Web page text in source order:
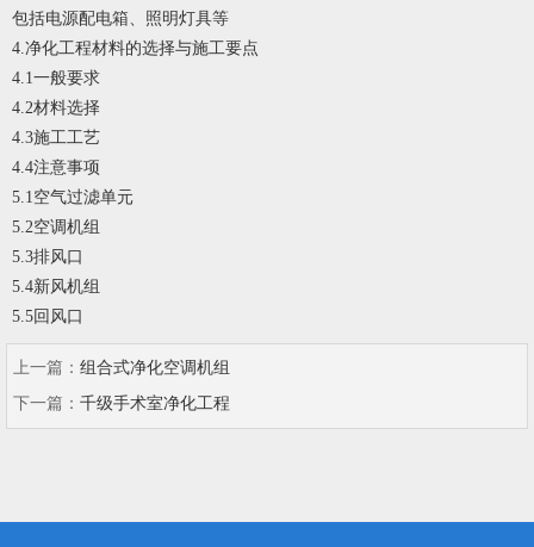
包括电源配电箱、照明灯具等
4.净化工程材料的选择与施工要点
4.1一般要求
4.2材料选择
4.3施工工艺
4.4注意事项
5.1空气过滤单元
5.2空调机组
5.3排风口
5.4新风机组
5.5回风口
上一篇： 组合式净化空调机组
下一篇： 千级手术室净化工程